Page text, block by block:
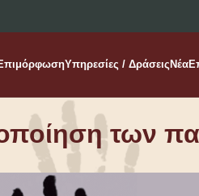
Υπηρεσίες / Δράσεις Νέα
των